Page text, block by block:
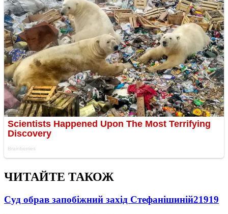
ЧИТАЙТЕ ТАКОЖ
Суд обрав запобіжний захід Стефанішиній21919